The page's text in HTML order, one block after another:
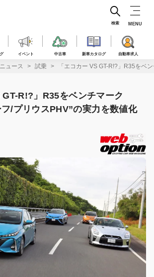
イベント 中古車 新車カタログ 自動車求人
検索 MENU
ュース 試乗 「エコカー VS GT-R!?」R35をベ
GT-R!?」R35をベンチマーク
/プリウスPHV”の実力を数値化